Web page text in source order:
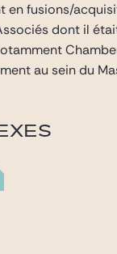
fusions/
dont il
au sein du